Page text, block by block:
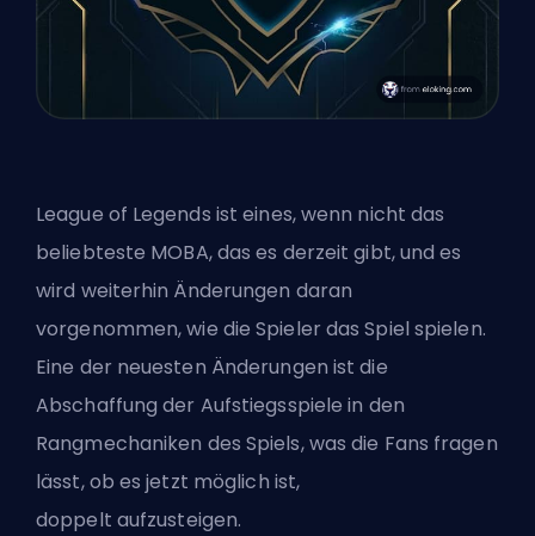
League of Legends ist eines, wenn nicht das
beliebteste MOBA, das es derzeit gibt, und es
wird weiterhin Änderungen daran
vorgenommen, wie die Spieler das Spiel spielen.
Eine der neuesten Änderungen ist die
Abschaffung der Aufstiegsspiele in den
Rangmechaniken des Spiels, was die Fans fragen
lässt, ob es jetzt möglich ist,
doppelt aufzusteigen.